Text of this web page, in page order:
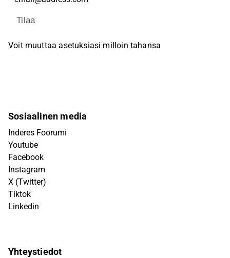
Tilaa
Voit muuttaa asetuksiasi milloin tahansa
Sosiaalinen media
Inderes Foorumi
Youtube
Facebook
Instagram
X (Twitter)
Tiktok
Linkedin
Yhteystiedot